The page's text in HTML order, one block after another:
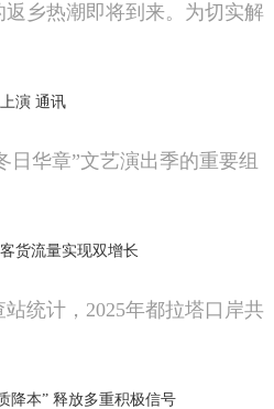
乡热潮即将到来。为切实解
演 通讯
日华章”文艺演出季的重要组
货流量实现双增长
统计，2025年都拉塔口岸共
降本” 释放多重积极信号